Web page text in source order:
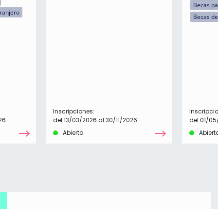
Inscripciones:
del 13/03/2026 al 30/11/2026
Abierta
Becas
Becas
del 01/